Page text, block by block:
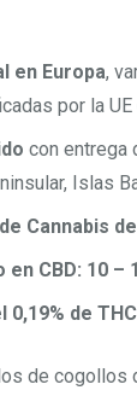
en Europa,
por la
con entrega
Islas
Cannabis de
en CBD: 10 –
0,19% de THC
de cogollos